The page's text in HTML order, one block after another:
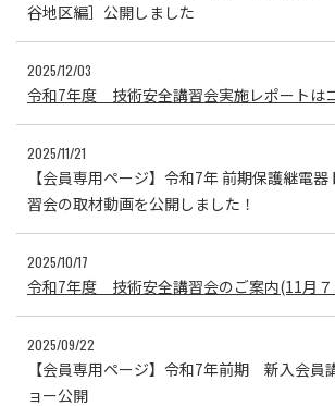
谷地区編］公開しました
2025/12/03
令和7年度 技術安全講習会実施レポートは
2025/11/21
【会員専用ページ】令和7年 前期保護継電
習会の取材動画を公開しました！
2025/10/17
令和7年度 技術安全講習会のご案内(11月
2025/09/22
【会員専用ページ】令和7年前期 新入会員
ョー公開